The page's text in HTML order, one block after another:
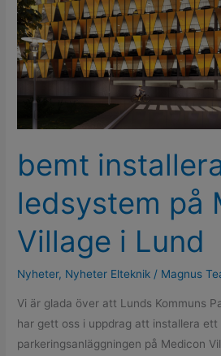
bemt
ledsystem på
Village i Lund
Nyheter, Nyheter Elteknik / Magnus
Vi är glada över att Lunds Kommuns
har gett oss i uppdrag att installera
parkeringsanläggningen på Medicon
på
Medicon
Village
Lund